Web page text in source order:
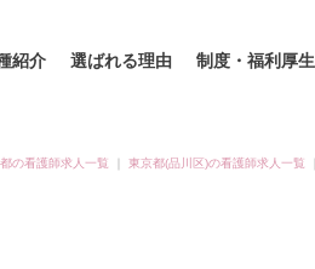
紹介 選ばれる理由 制度・福利厚生
の看護師求人一覧 東京都(品川区)の看護師求人一覧